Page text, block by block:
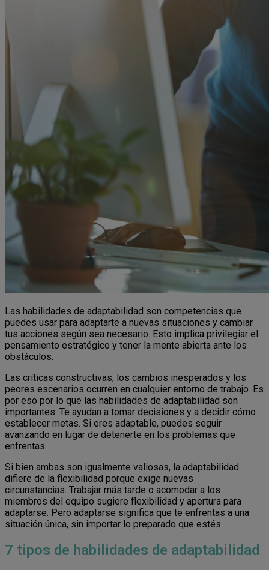
Las habilidades de adaptabilidad son competencias que
puedes usar para adaptarte a nuevas situaciones y cambiar
tus acciones según sea necesario. Esto implica privilegiar el
pensamiento estratégico y tener la mente abierta ante los
obstáculos.
Las críticas constructivas, los cambios inesperados y los
peores escenarios ocurren en cualquier entorno de trabajo. Es
por eso por lo que las habilidades de adaptabilidad son
importantes. Te ayudan a tomar decisiones y a decidir cómo
establecer metas. Si eres adaptable, puedes seguir
avanzando en lugar de detenerte en los problemas que
enfrentas.
Si bien ambas son igualmente valiosas, la adaptabilidad
difiere de la flexibilidad porque exige nuevas
circunstancias. Trabajar más tarde o acomodar a los
miembros del equipo sugiere flexibilidad y apertura para
adaptarse. Pero adaptarse significa que te enfrentas a una
situación única, sin importar lo preparado que estés.
7 tipos de habilidades de adaptabilidad